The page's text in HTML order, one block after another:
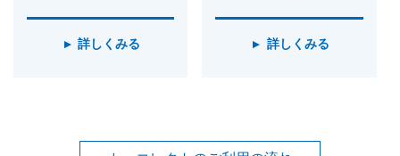
詳しくみる 詳しくみる